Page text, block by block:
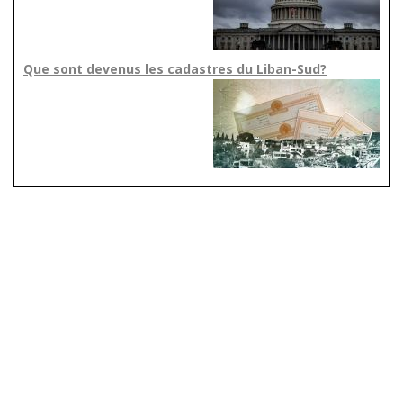
Que sont devenus les cadastres du Liban-Sud?